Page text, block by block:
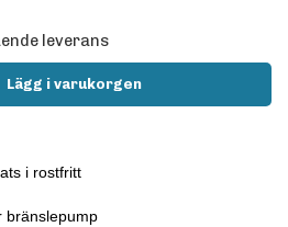
leverans
Lägg i varukorgen
i rostfritt
bränslepump